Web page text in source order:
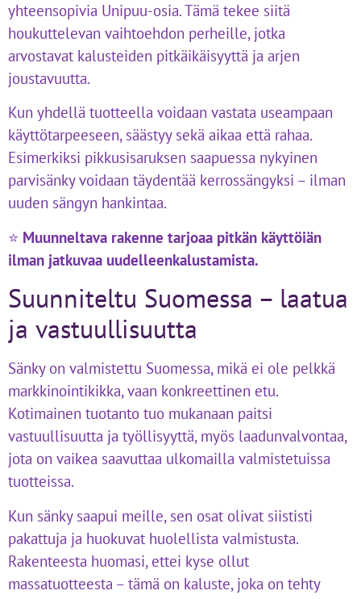
yhteensopivia Unipuu-osia. Tämä tekee siitä
houkuttelevan vaihtoehdon perheille, jotka
arvostavat kalusteiden pitkäikäisyyttä ja arjen
joustavuutta.
Kun yhdellä tuotteella voidaan vastata useampaan
käyttötarpeeseen, säästyy sekä aikaa että rahaa.
Esimerkiksi pikkusisaruksen saapuessa nykyinen
parvisänky voidaan täydentää kerrossängyksi – ilman
uuden sängyn hankintaa.
⭐ Muunneltava rakenne tarjoaa pitkän käyttöiän
ilman jatkuvaa uudelleenkalustamista.
Suunniteltu Suomessa – laatua
ja vastuullisuutta
Sänky on valmistettu Suomessa, mikä ei ole pelkkä
markkinointikikka, vaan konkreettinen etu.
Kotimainen tuotanto tuo mukanaan paitsi
vastuullisuutta ja työllisyyttä, myös laadunvalvontaa,
jota on vaikea saavuttaa ulkomailla valmistetuissa
tuotteissa.
Kun sänky saapui meille, sen osat olivat siististi
pakattuja ja huokuvat huolellista valmistusta.
Rakenteesta huomasi, ettei kyse ollut
massatuotteesta – tämä on kaluste, joka on tehty